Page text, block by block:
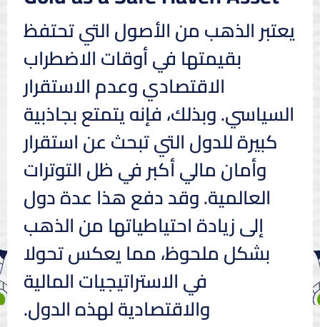
يعتبر الذهب من الأصول التي تحتفظ
بقيمتها في أوقات الاضطراب
الاقتصادي وعدم الاستقرار
السياسي. وبذلك، فإنه يتمتع بجاذبية
كبيرة للدول التي تبحث عن استقرار
وأمان مالي أكبر في ظل التوترات
العالمية. وقد دفع هذا عدة دول
إلى زيادة احتياطياتها من الذهب
بشكل ملحوظ، مما يعكس تحولا
في الاستراتيجيات المالية
والاقتصادية لهذه الدول.